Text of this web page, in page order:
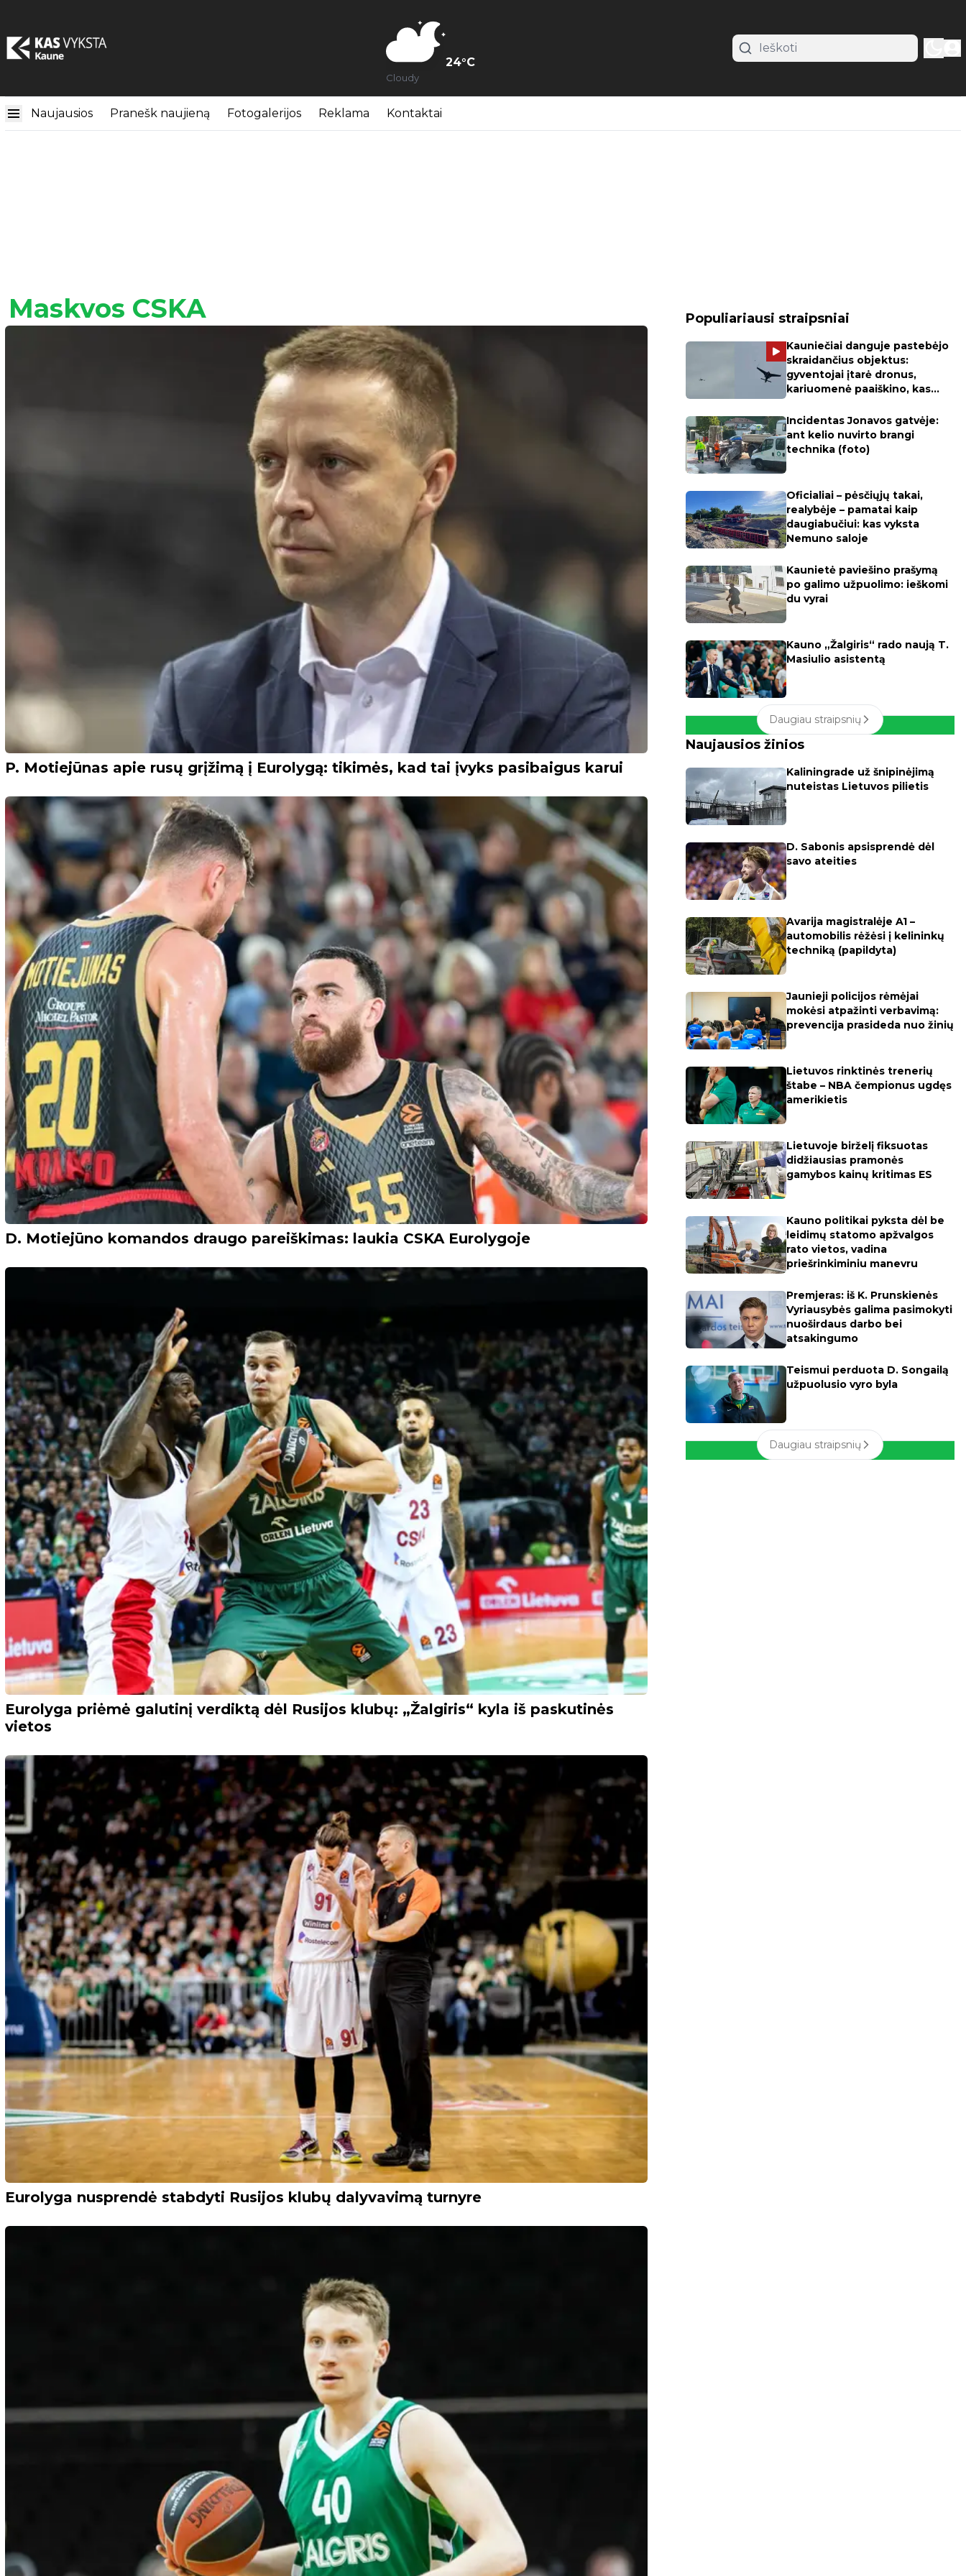
24°C
Cloudy
Naujausios Pranešk naujieną Fotogalerijos Reklama Kontaktai
Maskvos CSKA
P. Motiejūnas apie rusų grįžimą į Eurolygą: tikimės, kad tai įvyks pasibaigus karui
D. Motiejūno komandos draugo pareiškimas: laukia CSKA Eurolygoje
Eurolyga priėmė galutinį verdiktą dėl Rusijos klubų: „Žalgiris“ kyla iš paskutinės
vietos
Eurolyga nusprendė stabdyti Rusijos klubų dalyvavimą turnyre
Populiariausi straipsniai
Kauniečiai danguje pastebėjo
skraidančius objektus:
gyventojai įtarė dronus,
kariuomenė paaiškino, kas
Incidentas Jonavos gatvėje:
ant kelio nuvirto brangi
technika (foto)
Oficialiai – pėsčiųjų takai,
realybėje – pamatai kaip
daugiabučiui: kas vyksta
Nemuno saloje
Kaunietė paviešino prašymą
po galimo užpuolimo: ieškomi
du vyrai
Kauno „Žalgiris“ rado naują T.
Masiulio asistentą
Daugiau straipsnių
Naujausios žinios
Kaliningrade už šnipinėjimą
nuteistas Lietuvos pilietis
D. Sabonis apsisprendė dėl
savo ateities
Avarija magistralėje A1 –
automobilis rėžėsi į kelininkų
techniką (papildyta)
Jaunieji policijos rėmėjai
mokėsi atpažinti verbavimą:
prevencija prasideda nuo žinių
Lietuvos rinktinės trenerių
štabe – NBA čempionus ugdęs
amerikietis
Lietuvoje birželį fiksuotas
didžiausias pramonės
gamybos kainų kritimas ES
Kauno politikai pyksta dėl be
leidimų statomo apžvalgos
rato vietos, vadina
priešrinkiminiu manevru
Premjeras: iš K. Prunskienės
Vyriausybės galima pasimokyti
nuoširdaus darbo bei
atsakingumo
Teismui perduota D. Songailą
užpuolusio vyro byla
Daugiau straipsnių